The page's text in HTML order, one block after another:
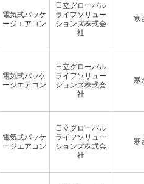
電気式パッケ
ージエアコン
日立グローバル
ライフソリュー
ションズ株式会
社
寒
電気式パッケ
ージエアコン
日立グローバル
ライフソリュー
ションズ株式会
社
寒
電気式パッケ
ージエアコン
日立グローバル
ライフソリュー
ションズ株式会
社
寒